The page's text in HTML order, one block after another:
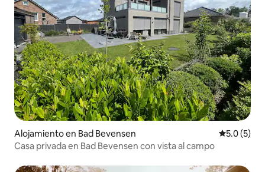
Alojamiento en Bad Bevensen
5.0 (5)
Casa privada en Bad Bevensen con vista al campo